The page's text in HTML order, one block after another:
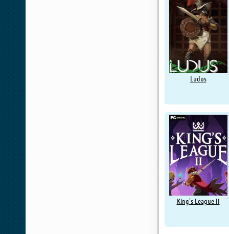
Ludus
King's League II